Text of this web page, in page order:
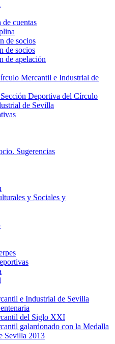
de cuentas
de socios
de socios
de apelación
Mercantil e Industrial de
Deportiva del Círculo
de Sevilla
Sugerencias
y Sociales y
e Industrial de Sevilla
del Siglo XXI
galardonado con la Medalla
Sevilla 2013